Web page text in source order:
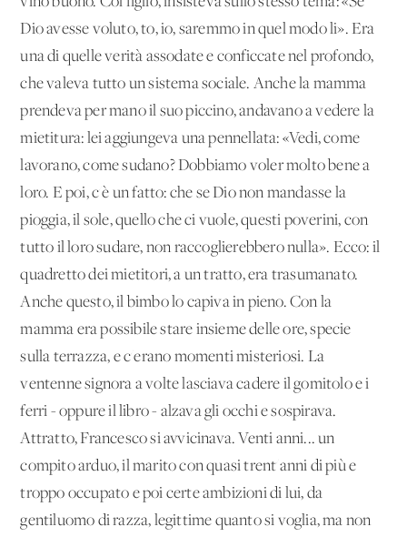
Dio avesse voluto, to, io, saremmo in quel modo li». Era
una di quelle verità assodate e conficcate nel profondo,
che valeva tutto un sistema sociale. Anche la mamma
prendeva per mano il suo piccino, andavano a vedere la
mietitura: lei aggiungeva una pennellata: «Vedi, come
lavorano, come sudano? Dobbiamo voler molto bene a
loro. E poi, c'è un fatto: che se Dio non mandasse la
pioggia, il sole, quello che ci vuole, questi poverini, con
tutto il loro sudare, non raccoglierebbero nulla». Ecco: il
quadretto dei mietitori, a un tratto, era trasumanato.
Anche questo, il bimbo lo capiva in pieno. Con la
mamma era possibile stare insieme delle ore, specie
sulla terrazza, e c'erano momenti misteriosi. La
ventenne signora a volte lasciava cadere il gomitolo e i
ferri - oppure il libro - alzava gli occhi e sospirava.
Attratto, Francesco si avvicinava. Venti anni... un
compito arduo, il marito con quasi trent'anni di più e
troppo occupato e poi certe ambizioni di lui, da
gentiluomo di razza, legittime quanto si voglia, ma non